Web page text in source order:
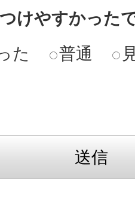
けやすかった
た
普通